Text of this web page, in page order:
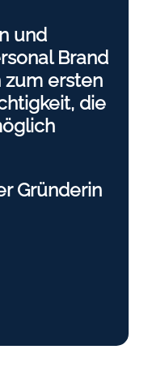
und
Brand
zum ersten
die
Gründerin